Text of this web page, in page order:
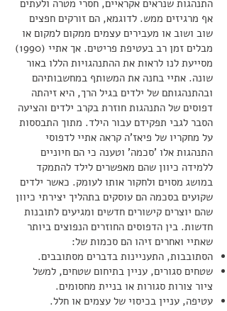
התנהגות שנראים אקראיים, חסרי מטרה ולעתים
אף מרגיזים ממש. לדוגמא, הם זורקים חפצים
שוב ושוב או מעבירים עצמים ממקום למקום או
מבלים זמן רב בעטיפת פריטים. אך אתיי (1990)
מסייעת לנו לראות את ההתנהגויות הללו באור
שונה. אתיי בחנה את המשותף במחשבותיהם
ובהתנהגותם של ילדים בגיל הרך, היא זיהתה
דפוסים של התנהגות חוזרת בקרב ילדים והציעה
הסבר לגבי תפקידם עבור הילד. מתוך התבססות
על מחקריו של פיאז'ה קראה אתיי לדפוסי
התנהגות אלו 'סכמה' וטענה כי הם חיוניים
ללמידה כיוון שהם מאפשרים לילד להתמקד
במושג מסוים ולחקור אותו לעומק. כאשר ילדים
שקועים בסכמה הם עוסקים בתהליך יצירתי כיוון
שהם יוצרים קישורים חדשים ומגיעים לתובנות
חדשות. בין הדפוסים החוזרים הנפוצים ביותר
שאתיי ואחרים זיהו הם סכמות של:
הסתובבות, התעניינות בדברים מסתובבים.
שטחים סגורים, עניין בתיחום שטחים, למשל
ציור צורות סגורות או בניית מחסומים.
עטיפה, עניין בכיסוי של עצמים או חלל.